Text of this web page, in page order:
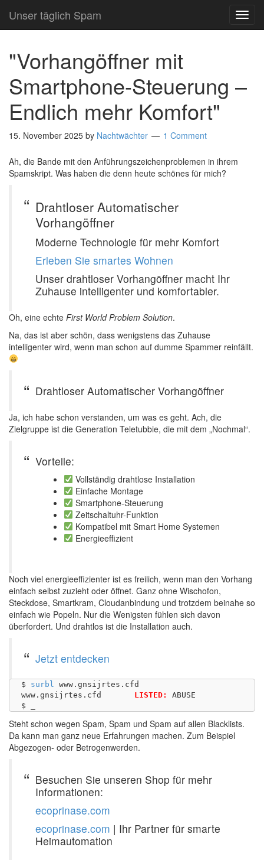
Unser täglich Spam
"Vorhangöffner mit
Smartphone-Steuerung –
Endlich mehr Komfort"
15. November 2025 by Nachtwächter 1 Comment
Ah, die Bande mit den Anführungszeichenproblemen in ihrem
Spamskript. Was haben die denn heute schönes für mich?
Drahtloser Automatischer
Vorhangöffner
Moderne Technologie für mehr Komfort
Erleben Sie smartes Wohnen
Unser drahtloser Vorhangöffner macht Ihr
Zuhause intelligenter und komfortabler.
Oh, eine echte First World Problem Solution.
Na, das ist aber schön, dass wenigstens das Zuhause
intelligenter wird, wenn man schon auf dumme Spammer reinfällt.
Drahtloser Automatischer Vorhangöffner
Ja, ich habe schon verstanden, um was es geht. Ach, die
Zielgruppe ist die Generation Teletubbie, die mit dem „Nochmal“.
Vorteile:
Vollständig drahtlose Installation
Einfache Montage
Smartphone-Steuerung
Zeitschaltuhr-Funktion
Kompatibel mit Smart Home Systemen
Energieeffizient
Noch viel energieeffizienter ist es freilich, wenn man den Vorhang
einfach selbst zuzieht oder öffnet. Ganz ohne Wischofon,
Steckdose, Smartkram, Cloudanbindung und trotzdem beinahe so
einfach wie Popeln. Nur die Wenigsten fühlen sich davon
überfordert. Und drahtlos ist die Installation auch.
Jetzt entdecken
$ surbl www.gnsijrtes.cfd
LISTED:
ABUSE
Steht schon wegen Spam, Spam und Spam auf allen Blacklists.
Da kann man ganz neue Erfahrungen machen. Zum Beispiel
Abgezogen- oder Betrogenwerden.
Besuchen Sie unseren Shop für mehr
Informationen:
ecoprinase.com
ecoprinase.com | Ihr Partner für smarte
Heimautomation